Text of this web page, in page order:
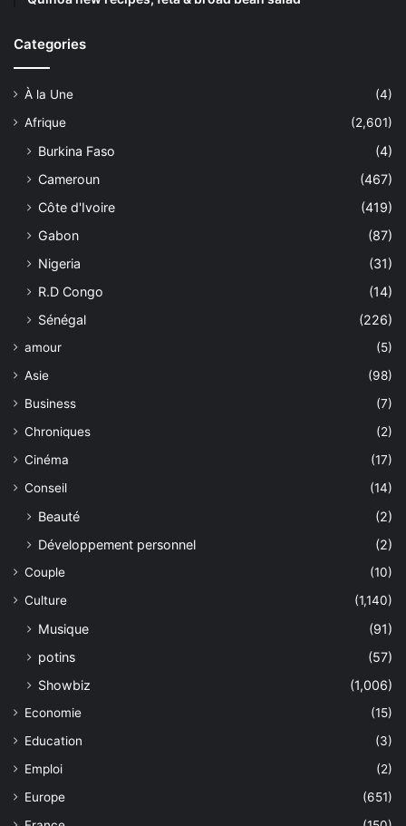
Categories
À la Une
(4)
Afrique
(2,601)
Burkina Faso
(4)
Cameroun
(467)
Côte d'Ivoire
(419)
Gabon
(87)
Nigeria
(31)
R.D Congo
(14)
Sénégal
(226)
amour
(5)
Asie
(98)
Business
(7)
Chroniques
(2)
Cinéma
(17)
Conseil
(14)
Beauté
(2)
Développement personnel
(2)
Couple
(10)
Culture
(1,140)
Musique
(91)
potins
(57)
Showbiz
(1,006)
Economie
(15)
Education
(3)
Emploi
(2)
Europe
(651)